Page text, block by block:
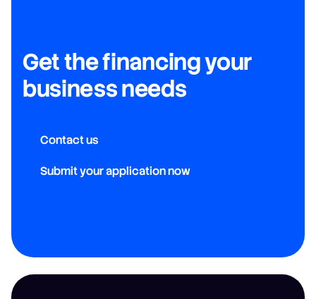
Get the financing your
business needs
Contact us
Submit your application now